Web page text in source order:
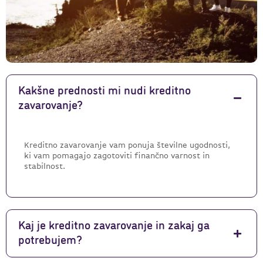
Kakšne prednosti mi nudi kreditno
zavarovanje?
Kreditno zavarovanje vam ponuja številne ugodnosti,
ki vam pomagajo zagotoviti finančno varnost in
stabilnost.
Kaj je kreditno zavarovanje in zakaj ga
potrebujem?